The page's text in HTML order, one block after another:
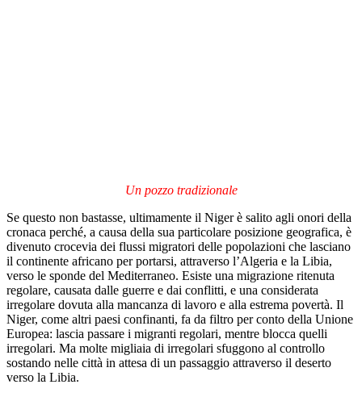
Un pozzo tradizionale
Se questo non bastasse, ultimamente il Niger è salito agli onori della
cronaca perché, a causa della sua particolare posizione geografica, è
divenuto crocevia dei flussi migratori delle popolazioni che lasciano
il continente africano per portarsi, attraverso l’Algeria e la Libia,
verso le sponde del Mediterraneo. Esiste una migrazione ritenuta
regolare, causata dalle guerre e dai conflitti, e una considerata
irregolare dovuta alla mancanza di lavoro e alla estrema povertà. Il
Niger, come altri paesi confinanti, fa da filtro per conto della Unione
Europea: lascia passare i migranti regolari, mentre blocca quelli
irregolari. Ma molte migliaia di irregolari sfuggono al controllo
sostando nelle città in attesa di un passaggio attraverso il deserto
verso la Libia.